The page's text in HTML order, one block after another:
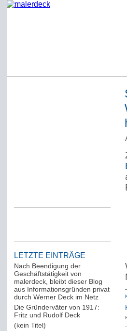
LETZTE EINTRÄGE
Nach Beendigung der
Geschäftstätigkeit von
malerdeck, bleibt dieser Blog
aus Informationsgründen privat
durch Werner Deck im Netz
Die Gründerväter von 1917:
Fritz und Rudolf Deck
(kein Titel)